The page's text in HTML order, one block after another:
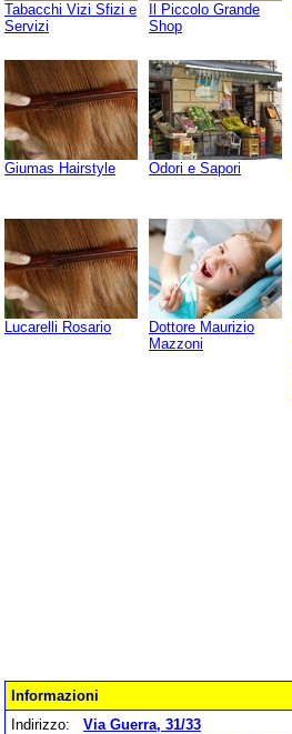
Tabacchi Vizi Sfizi e
Servizi
Il Piccolo Grande
Shop
Giumas Hairstyle Odori e Sapori
Lucarelli Rosario
Dottore Maurizio
Mazzoni
Informazioni
Indirizzo:
Via Guerra, 31/33